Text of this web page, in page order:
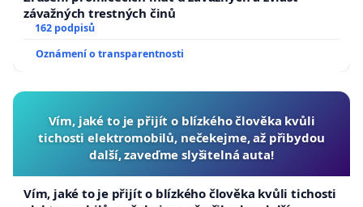
závažných trestných činů
162 podpisů
Oznámení o transparentnosti
Vím, jaké to je přijít o blízkého člověka kvůli
tichosti elektromobilů, nečekejme, až přibydou
další, zaveďme slyšitelná auta!
Vím, jaké to je přijít o blízkého člověka kvůli tichosti